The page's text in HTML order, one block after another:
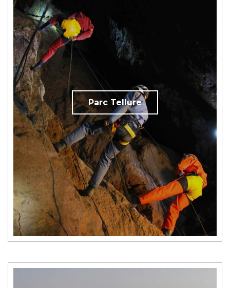
Parc Tellure